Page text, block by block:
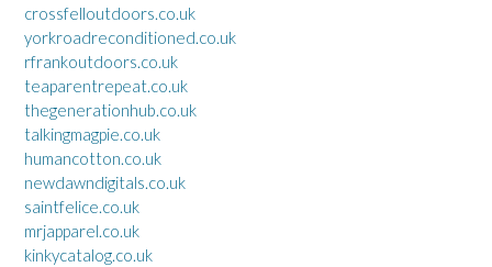
crossfelloutdoors.co.uk
yorkroadreconditioned.co.uk
rfrankoutdoors.co.uk
teaparentrepeat.co.uk
thegenerationhub.co.uk
talkingmagpie.co.uk
humancotton.co.uk
newdawndigitals.co.uk
saintfelice.co.uk
mrjapparel.co.uk
kinkycatalog.co.uk